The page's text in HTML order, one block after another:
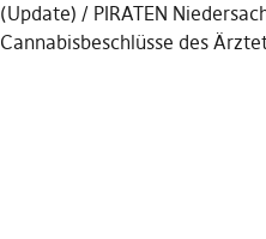
(Update)
PIRATEN
Cannabisbeschlüsse des